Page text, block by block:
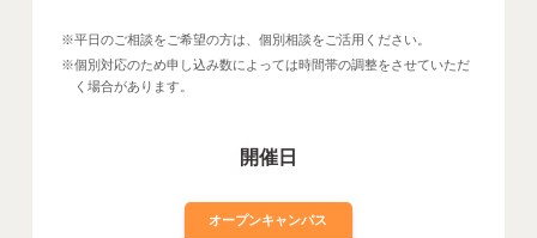
※平日のご相談をご希望の方は、個別相談をご活用ください。
※個別対応のため申し込み数によっては時間帯の調整をさせていただ
く場合があります。
開催日
オープンキャンパス